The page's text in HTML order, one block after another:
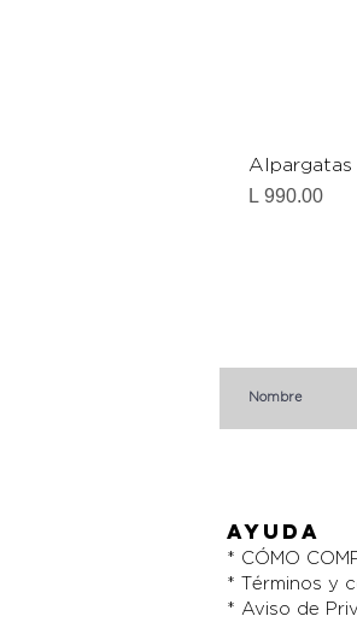
Precio
L 990.00
AYUDA
* CÓMO
* Términos y
* Aviso de